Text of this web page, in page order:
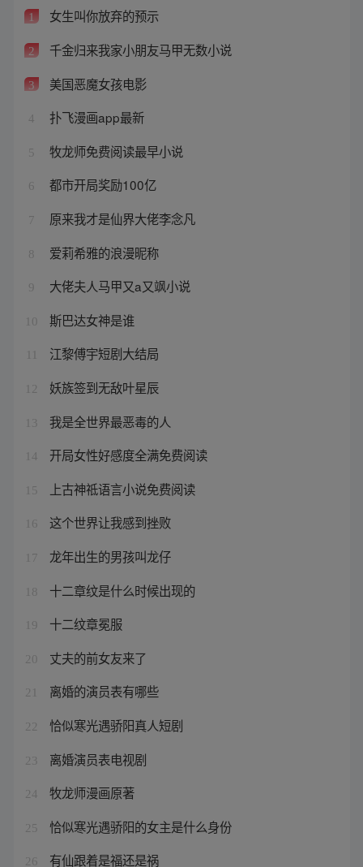
1 女生叫你放弃的预示
2 千金归来我家小朋友马甲无数小说
3 美国恶魔女孩电影
4 扑飞漫画app最新
5 牧龙师免费阅读最早小说
6 都市开局奖励100亿
7 原来我才是仙界大佬李念凡
8 爱莉希雅的浪漫昵称
9 大佬夫人马甲又a又飒小说
10 斯巴达女神是谁
江黎傅宇短剧大结局
12 妖族签到无敌叶星辰
13 我是全世界最恶毒的人
14 开局女性好感度全满免费阅读
15 上古神祗语言小说免费阅读
16 这个世界让我感到挫败
17 龙年出生的男孩叫龙仔
18 十二章纹是什么时候出现的
19 十二纹章冕服
20 丈夫的前女友来了
21 离婚的演员表有哪些
22 恰似寒光遇骄阳真人短剧
23 离婚演员表电视剧
24 牧龙师漫画原著
25 恰似寒光遇骄阳的女主是什么身份
26 有仙跟着是福还是祸